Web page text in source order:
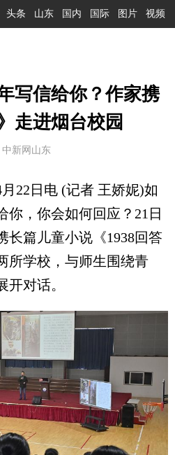
头条 山东 国内 国际 图片 视频
写信给你？作家携
走进烟台校园
新网山东
日电 (记者 王娇妮)如
你，你会如何回应？21日
长篇儿童小说《1938回答
所学校，与师生围绕青
对话。